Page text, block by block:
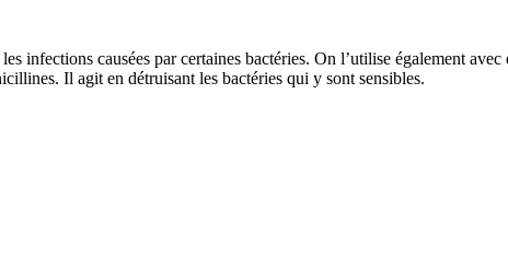
causées par certaines bactéries. On l’utilise également avec
Il agit en détruisant les bactéries qui y sont sensibles.